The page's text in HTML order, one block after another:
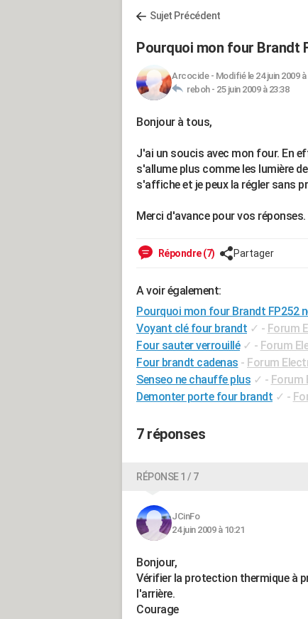
Sujet Précédent
Pourquoi mon four Brandt
Arcocide- Modifié le 24 juin 2009 à
reboh - 25 juin 2009 à 23:38
Bonjour à tous,
J'ai un soucis avec mon four. En
s'allume plus comme les lumière
s'affiche et je peux la régler sans
Merci d'avance pour vos réponses.
Répondre (7) Partager
A voir également:
Pourquoi mon four Brandt FP252
Voyant clé four brandt ✓ - Forum
Four sauter verrouillé ✓ - Forum
Four brandt cadenas - Forum
Senseo ne chauffe plus ✓ - Forum
Demonter porte four brandt ✓ -
7 réponses
RÉPONSE 1 / 7
JCinFo
24 juin 2009 à 10:21
Bonjour,
Vérifier la protection thermique à
l'arrière.
Courage